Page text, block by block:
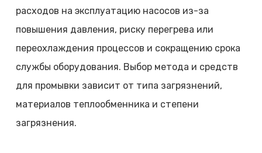
расходов на эксплуатацию насосов из-за
повышения давления, риску перегрева или
переохлаждения процессов и сокращению срока
службы оборудования. Выбор метода и средств
для промывки зависит от типа загрязнений,
материалов теплообменника и степени
загрязнения.